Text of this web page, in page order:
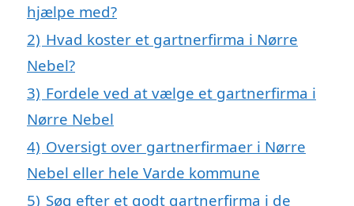
hjælpe med?
2) Hvad koster et gartnerfirma i Nørre
Nebel?
3) Fordele ved at vælge et gartnerfirma i
Nørre Nebel
4) Oversigt over gartnerfirmaer i Nørre
Nebel eller hele Varde kommune
5) Søg efter et godt gartnerfirma i de